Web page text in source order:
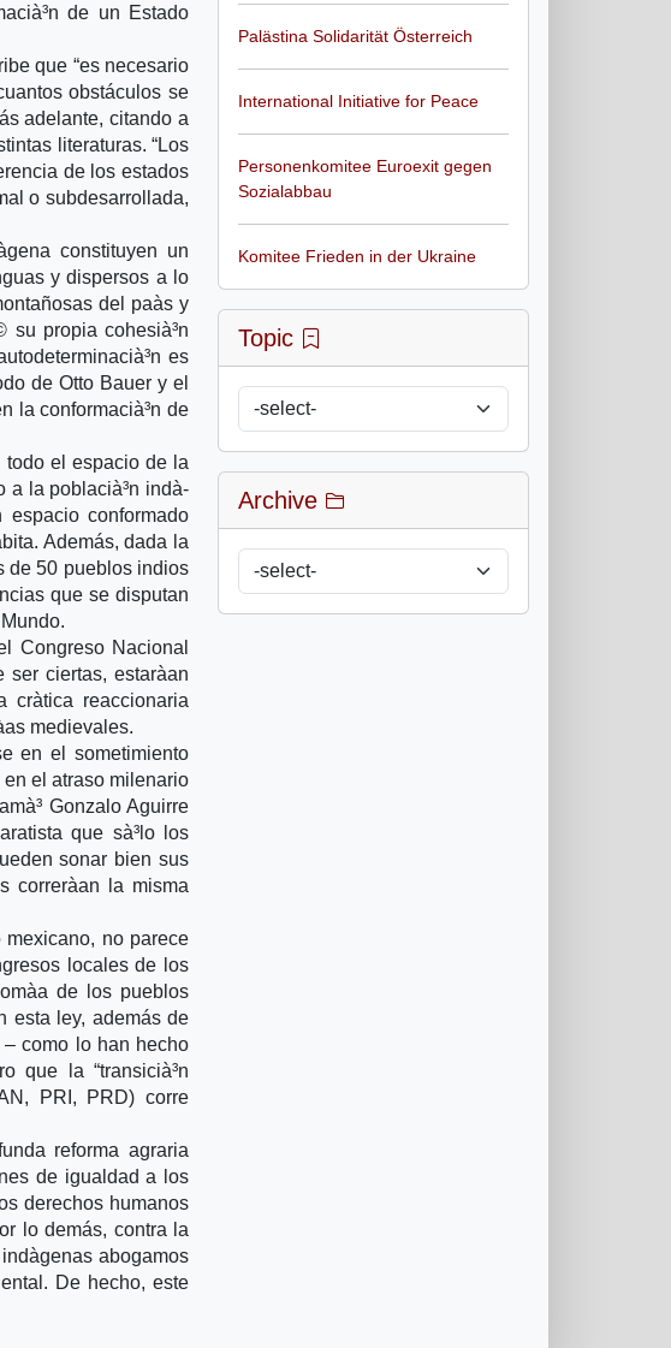
de un Estado
que “es necesario
obstáculos se
adelante, citando a
literaturas. “Los
de los estados
o subdesarrollada,
constituyen un
y dispersos a lo
del paà­s y
propia cohesià³n
es
de Otto Bauer y el
la conformacià³n de
todo el espacio de la
a la poblacià³n indà­
conformado
Además, dada la
de 50 pueblos indios
que se disputan
Congreso Nacional
ser ciertas, estarà­an
crà­tica reaccionaria
medievales.
en el sometimiento
el atraso milenario
Gonzalo Aguirre
que sà³lo los
sonar bien sus
correrà­an la misma
no parece
locales de los
de los pueblos
esta ley, además de
– como lo han hecho
que la “transicià³n
PRI, PRD) corre
reforma agraria
de igualdad a los
derechos humanos
lo demás, contra la
abogamos
De hecho, este
Palästina Solidarität Österreich
International Initiative for Peace
Personenkomitee Euroexit gegen
Sozialabbau
Komitee Frieden in der Ukraine
Topic
Archive